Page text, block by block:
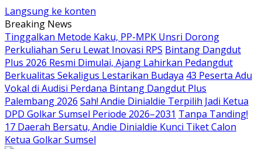
Langsung ke konten
Breaking News
Tinggalkan Metode Kaku, PP-MPK Unsri Dorong
Perkuliahan Seru Lewat Inovasi RPS Bintang Dangdut
Plus 2026 Resmi Dimulai, Ajang Lahirkan Pedangdut
Berkualitas Sekaligus Lestarikan Budaya 43 Peserta Adu
Vokal di Audisi Perdana Bintang Dangdut Plus
Palembang 2026 Sah! Andie Dinialdie Terpilih Jadi Ketua
DPD Golkar Sumsel Periode 2026–2031 Tanpa Tanding!
17 Daerah Bersatu, Andie Dinialdie Kunci Tiket Calon
Ketua Golkar Sumsel